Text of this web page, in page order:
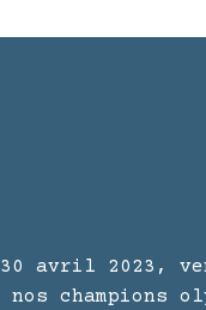
avril 2023,
champions